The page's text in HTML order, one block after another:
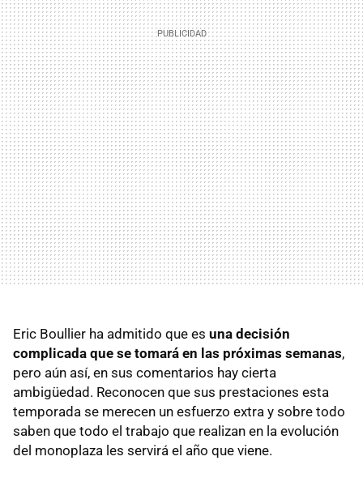
Eric Boullier ha admitido que es una decisión
complicada que se tomará en las próximas semanas,
pero aún así, en sus comentarios hay cierta
ambigüedad. Reconocen que sus prestaciones esta
temporada se merecen un esfuerzo extra y sobre todo
saben que todo el trabajo que realizan en la evolución
del monoplaza les servirá el año que viene.